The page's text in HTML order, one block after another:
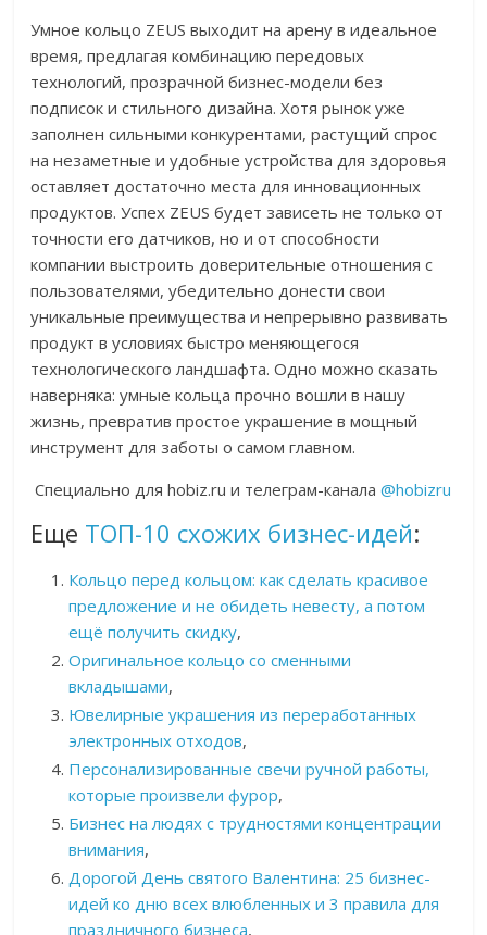
Умное кольцо ZEUS выходит на арену в идеальное
время, предлагая комбинацию передовых
технологий, прозрачной бизнес-модели без
подписок и стильного дизайна. Хотя рынок уже
заполнен сильными конкурентами, растущий спрос
на незаметные и удобные устройства для здоровья
оставляет достаточно места для инновационных
продуктов. Успех ZEUS будет зависеть не только от
точности его датчиков, но и от способности
компании выстроить доверительные отношения с
пользователями, убедительно донести свои
уникальные преимущества и непрерывно развивать
продукт в условиях быстро меняющегося
технологического ландшафта. Одно можно сказать
наверняка: умные кольца прочно вошли в нашу
жизнь, превратив простое украшение в мощный
инструмент для заботы о самом главном.
Специально для hobiz.ru и телеграм-канала@hobizru
Еще ТОП-10 схожих бизнес-идей:
Кольцо перед кольцом: как сделать красивое
предложение и не обидеть невесту, а потом
ещё получить скидку,
Оригинальное кольцо со сменными
вкладышами,
Ювелирные украшения из переработанных
электронных отходов,
Персонализированные свечи ручной работы,
которые произвели фурор,
Бизнес на людях с трудностями концентрации
внимания,
Дорогой День святого Валентина: 25 бизнес-
идей ко дню всех влюбленных и 3 правила для
праздничного бизнеса,